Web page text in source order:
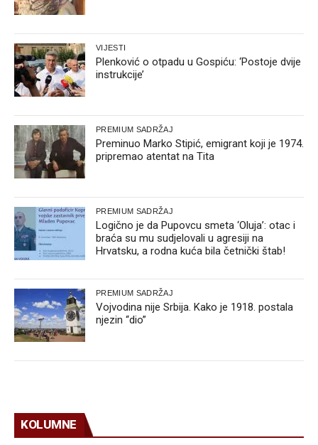
VIJESTI
Plenković o otpadu u Gospiću: ‘Postoje dvije
instrukcije’
PREMIUM SADRŽAJ
Preminuo Marko Stipić, emigrant koji je 1974.
pripremao atentat na Tita
PREMIUM SADRŽAJ
Logično je da Pupovcu smeta ‘Oluja’: otac i
braća su mu sudjelovali u agresiji na
Hrvatsku, a rodna kuća bila četnički štab!
PREMIUM SADRŽAJ
Vojvodina nije Srbija. Kako je 1918. postala
njezin “dio”
KOLUMNE